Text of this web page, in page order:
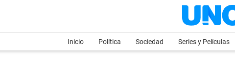
Inicio Política Sociedad Series y Películas